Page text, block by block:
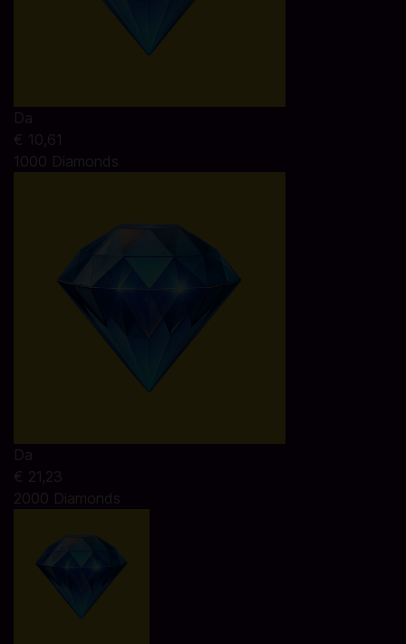
Da
€ 10,61
1000 Diamonds
Da
€ 21,23
2000 Diamonds